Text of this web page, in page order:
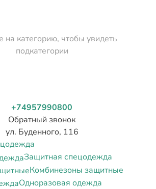
на категорию, чтобы увидеть
подкатегории
+74957990800
Обратный звонок
ул. Буденного, 116
Защитная спецодежда
Комбинезоны защитные
Одноразовая одежда